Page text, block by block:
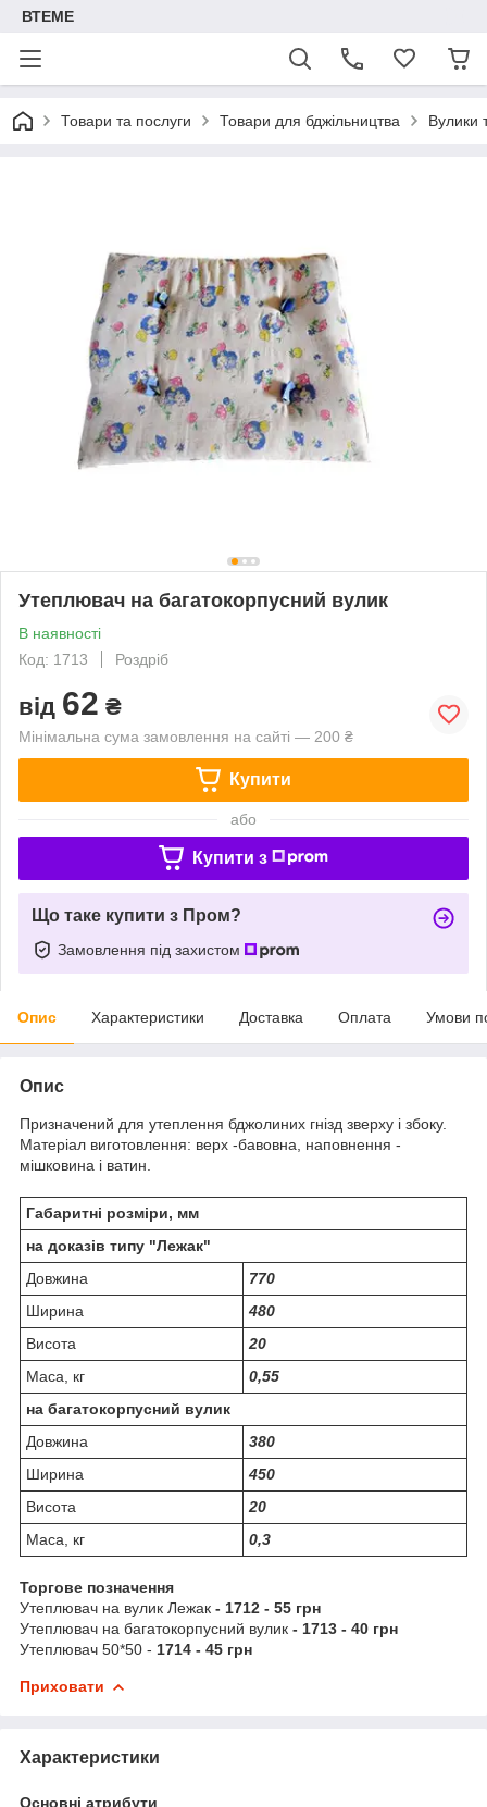
ВТЕМЕ
Товари та послуги Товари для бджільництва Вулики
Утеплювач на багатокорпусний вулик
В наявності
Код: 1713
Роздріб
від 62 ₴
Мінімальна сума замовлення на сайті — 200 ₴
Купити
або
Купити з
Що таке купити з Пром?
Замовлення під захистом
Опис Характеристики Доставка Оплата Умови
Опис
Призначений для утеплення бджолиних гнізд зверху і збоку.
Матеріал виготовлення: верх -бавовна, наповнення -
мішковина і ватин.
Габаритні розміри, мм
на доказів типу "Лежак"
Довжина
770
Ширина
480
Висота
20
Маса, кг
0,55
на багатокорпусний вулик
Довжина
380
Ширина
450
Висота
20
Маса, кг
0,3
Торгове позначення
Утеплювач на вулик Лежак - 1712 - 55 грн
Утеплювач на багатокорпусний вулик - 1713 - 40 грн
Утеплювач 50*50 - 1714 - 45 грн
Приховати
Характеристики
Основні атрибути